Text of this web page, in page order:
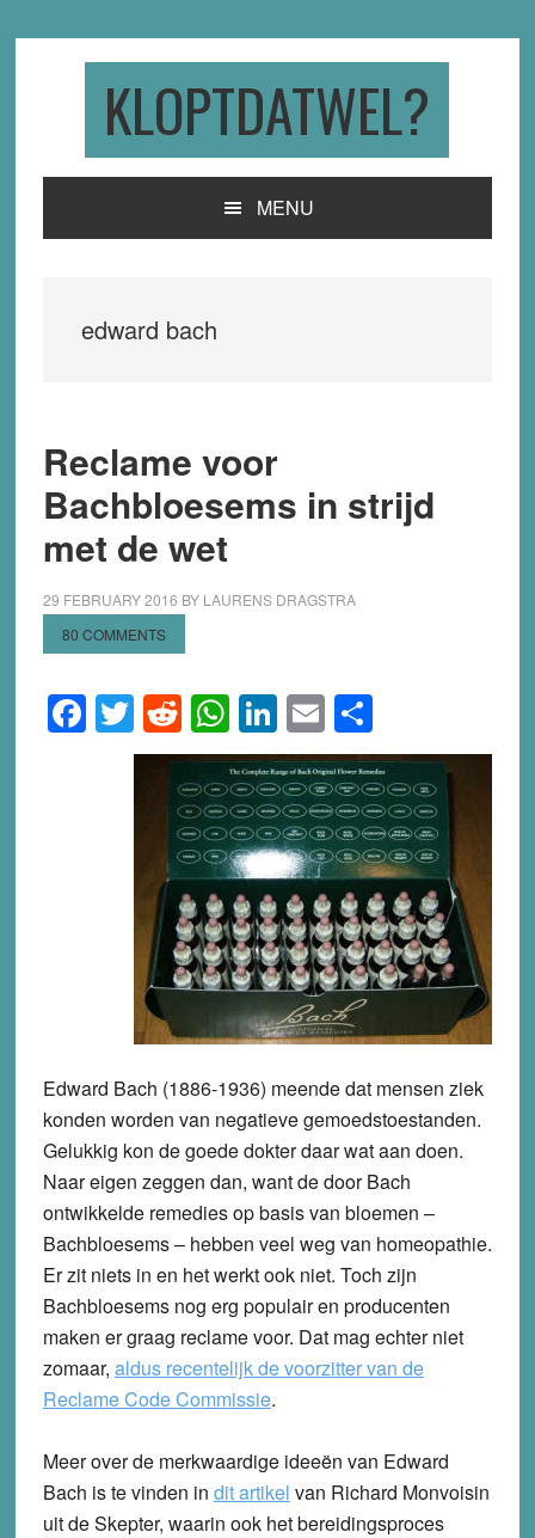
KLOPTDATWEL?
MENU
edward bach
Reclame voor
Bachbloesems in strijd
met de wet
29 FEBRUARY 2016 BY LAURENS DRAGSTRA
80 COMMENTS
Facebook
Twitter
Reddit
WhatsApp
LinkedIn
EmailShare
Edward Bach (1886-1936) meende dat mensen ziek
konden worden van negatieve gemoedstoestanden.
Gelukkig kon de goede dokter daar wat aan doen.
Naar eigen zeggen dan, want de door Bach
ontwikkelde remedies op basis van bloemen –
Bachbloesems – hebben veel weg van homeopathie.
Er zit niets in en het werkt ook niet. Toch zijn
Bachbloesems nog erg populair en producenten
maken er graag reclame voor. Dat mag echter niet
zomaar, aldus recentelijk de voorzitter van de
Reclame Code Commissie.
Meer over de merkwaardige ideeën van Edward
Bach is te vinden in dit artikel van Richard Monvoisin
uit de Skepter, waarin ook het bereidingsproces